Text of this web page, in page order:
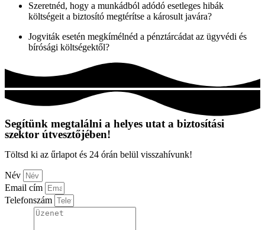
Szeretnéd, hogy a munkádból adódó esetleges hibák
költségeit a biztosító megtérítse a károsult javára?
Jogviták esetén megkímélnéd a pénztárcádat az ügyvédi és
bírósági költségektől?
Segítünk megtalálni a helyes utat a biztosítási
szektor útvesztőjében!
Töltsd ki az űrlapot és 24 órán belül visszahívunk!
Név
Email cím
Telefonszám